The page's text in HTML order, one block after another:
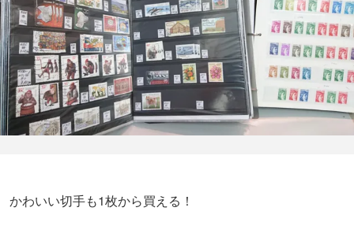
かわいい切手も1枚から買える！